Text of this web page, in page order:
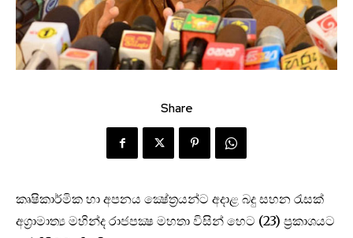
Share
කෘෂිකාර්මික හා අපනය ක්‍ෂේත්‍රයන්ට අදාළ බදු සහන රැසක්
අග්‍රාමාත්‍ය මහින්ද රාජපක්‍ෂ මහතා විසින් හෙට (23) ප්‍රකාශයට